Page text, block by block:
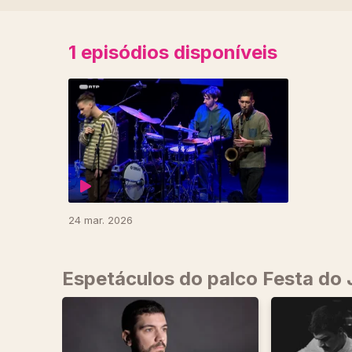
1 episódios disponíveis
24 mar. 2026
917552
Espetáculos do palco Festa do